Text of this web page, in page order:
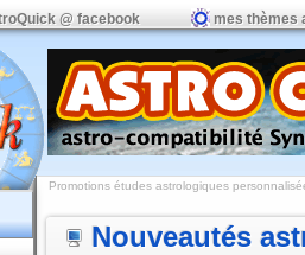
@ facebook mes thèmes
Promotions études astrologiques
Nouveautés